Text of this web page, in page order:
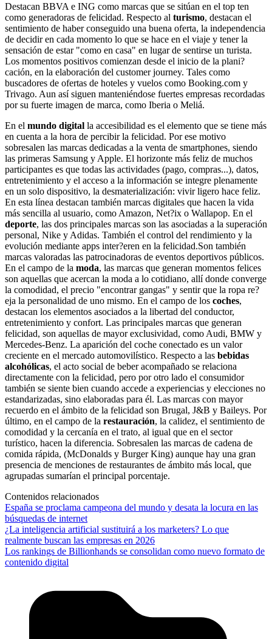
Destacan BBVA e ING como marcas que se sitúan en el top ten
como generadoras de felicidad. Respecto al turismo, destacan el
sentimiento de haber conseguido una buena oferta, la independencia
de decidir en cada momento lo que se hace en el viaje y tener la
sensación de estar "como en casa" en lugar de sentirse un turista.
Los momentos positivos comienzan desde el inicio de la plani?
cación, en la elaboración del customer journey. Tales como
buscadores de ofertas de hoteles y vuelos como Booking.com y
Trivago. Aun así siguen manteniéndose fuertes empresas recordadas
por su fuerte imagen de marca, como Iberia o Meliá.
En el mundo digital la accesibilidad es el elemento que se tiene más
en cuenta a la hora de percibir la felicidad. Por ese motivo
sobresalen las marcas dedicadas a la venta de smartphones, siendo
las primeras Samsung y Apple. El horizonte más feliz de muchos
participantes es que todas las actividades (pago, compras...), datos,
entretenimiento y el acceso a la información se integre plenamente
en un solo dispositivo, la desmaterialización: vivir ligero hace feliz.
En esta línea destacan también marcas digitales que hacen la vida
más sencilla al usuario, como Amazon, Net?ix o Wallapop. En el
deporte, las dos principales marcas son las asociadas a la superación
personal, Nike y Adidas. También el control del rendimiento y la
evolución mediante apps inter?eren en la felicidad.Son también
marcas valoradas las patrocinadoras de eventos deportivos públicos.
En el campo de la moda, las marcas que generan momentos felices
son aquellas que acercan la moda a lo cotidiano, allí donde converge
la comodidad, el precio "encontrar gangas" y sentir que la ropa re?
eja la personalidad de uno mismo. En el campo de los coches,
destacan los elementos asociados a la libertad del conductor,
entretenimiento y confort. Las principales marcas que generan
felicidad, son aquellas de mayor exclusividad, como Audi, BMW y
Mercedes-Benz. La aparición del coche conectado es un valor
creciente en el mercado automovilístico. Respecto a las bebidas
alcohólicas, el acto social de beber acompañado se relaciona
directamente con la felicidad, pero por otro lado el consumidor
también se siente bien cuando accede a experiencias y elecciones no
estandarizadas, sino elaboradas para él. Las marcas con mayor
recuerdo en el ámbito de la felicidad son Brugal, J&B y Baileys. Por
último, en el campo de la restauración, la calidez, el sentimiento de
comodidad y la cercanía en el trato, al igual que en el sector
turístico, hacen la diferencia. Sobresalen las marcas de cadena de
comida rápida, (McDonalds y Burger King) aunque hay una gran
presencia de menciones de restaurantes de ámbito más local, que
agrupadas sumarían el principal porcentaje.
Contenidos relacionados
España se proclama campeona del mundo y desata la locura en las
búsquedas de internet
¿La inteligencia artificial sustituirá a los marketers? Lo que
realmente buscan las empresas en 2026
Los rankings de Billionhands se consolidan como nuevo formato de
contenido digital